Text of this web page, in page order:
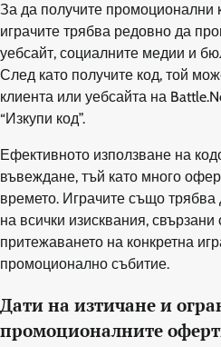
За да получите промоционални
играчите трябва редовно да
уебсайт, социалните медии и
След като получите код, той
клиента или уебсайта на
“Изкупи код”.
Ефективното използване на
въвеждане, тъй като много
времето. Играчите също трябва
на всички изисквания,
притежаването на конкретна
промоционално събитие.
Дати на изтичане и
промоционалните